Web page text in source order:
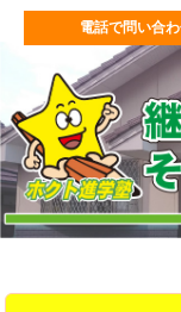
電話で問い合